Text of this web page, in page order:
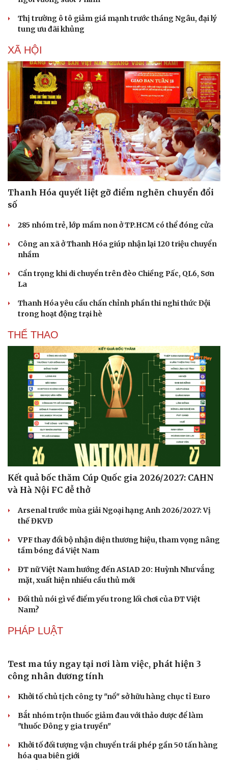
Cải chính
Mitsubishi Destinator giảm giá gần 80 triệu
đồng, quyết đấu CX-5 và Tucson
định an toàn PCCC nào?
"Huyền thoại" Mitsubishi Pajero tái sinh: Khung gầm
thang, sẵn sàng đấu Land Cruiser
Toyota tiếp tục là hãng xe bán chạy nhất thế giới, giữ
ngôi vương suốt 7 năm
Thị trường ô tô giảm giá mạnh trước tháng Ngâu, đại lý
tung ưu đãi khủng
XÃ HỘI
Thanh Hóa quyết liệt gỡ điểm nghẽn chuyển đổi
285 nhóm trẻ, lớp mầm non ở TP.HCM có thể đóng cửa
Công an xã ở Thanh Hóa giúp nhận lại 120 triệu chuyển
nhầm
Cẩn trọng khi di chuyển trên đèo Chiềng Pấc, QL6, Sơn
Thanh Hóa yêu cầu chấn chỉnh phần thi nghi thức Đội
trong hoạt động trại hè
THỂ THAO
Kết quả bốc thăm Cúp Quốc gia 2026/2027: CAHN
và Hà Nội FC dễ thở
thế ĐKVĐ
tầm bóng đá Việt Nam
ĐT nữ Việt Nam hướng đến ASIAD 20: Huỳnh Như vắng
Đối thủ nói gì về điểm yếu trong lối chơi của ĐT Việt
Nam?
PHÁP LUẬT